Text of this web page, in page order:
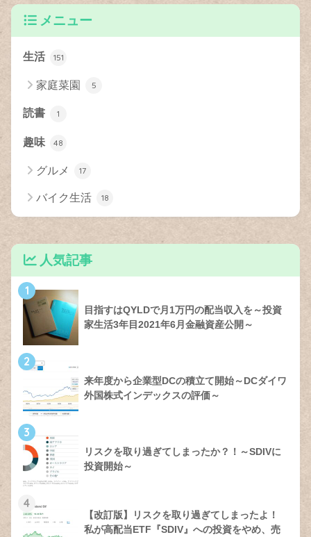
メニュー
生活 151
家庭菜園 5
読書 1
趣味 48
グルメ 17
バイク生活 18
人気記事
1
目指すはQYLDで月1万円の配当収入を～投資
家生活3年目2021年6月金融資産公開～
2
来年度から企業型DCの積立て開始～DCダイワ
外国株式インデックスの評価～
3
リスクを取り過ぎてしまったか？！～SDIVに
投資開始～
4
【改訂版】リスクを取り過ぎてしまったよ！
私が高配当ETF『SDIV』への投資をやめ、売